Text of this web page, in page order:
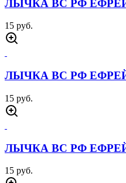
ЛЫЧКА ВС РФ
15 руб.
ЛЫЧКА ВС РФ
15 руб.
ЛЫЧКА ВС РФ
15 руб.